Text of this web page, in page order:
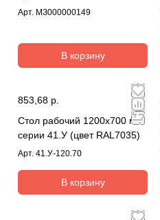
Арт. МЗ000000149
В корзину
853,68 р.
Стол рабочий 1200х700 мм
серии 41.У (цвет RAL7035)
Арт. 41.У-120.70
В корзину